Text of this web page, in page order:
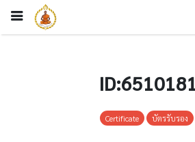
Certificate บัตรรับรอง